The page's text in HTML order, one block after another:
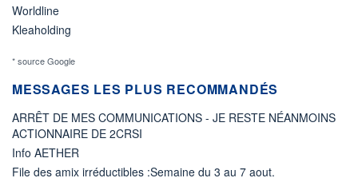
Worldline
Kleaholding
* source Google
MESSAGES LES PLUS RECOMMANDÉS
ARRÊT DE MES COMMUNICATIONS - JE RESTE NÉANMOINS
ACTIONNAIRE DE 2CRSI
Info AETHER
File des amix irréductibles :Semaine du 3 au 7 aout.